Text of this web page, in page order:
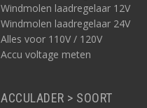
Windmolen laadregelaar 12V
Windmolen laadregelaar 24V
Alles voor 110V / 120V
Accu voltage meten
ACCULADER > SOORT